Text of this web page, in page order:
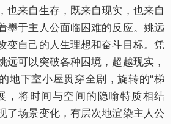
也来自生存，既来自现实，也来自
墨于主人公面临困难的反应。姚远
变自己的人生理想和奋斗目标。凭
远可以突破各种困境，超越现实，
地下室小屋贯穿全剧，旋转的“梯
，将时间与空间的隐喻特质相结
了场景变化，有层次地渲染主人公